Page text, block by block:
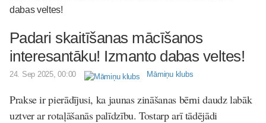
Padari skaitīšanas mācīšanos
interesantāku! Izmanto dabas veltes!
24. Sep 2025, 00:00 Māmiņu klubs
Prakse ir pierādījusi, ka jaunas zināšanas bērni daudz labāk
uztver ar rotaļāšanās palīdzību. Tostarp arī tādējādi